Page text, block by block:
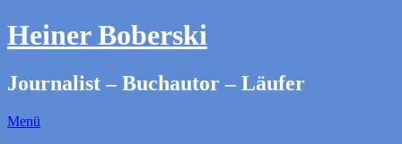
Heiner Boberski
Journalist – Buchautor – Läufer
Menü